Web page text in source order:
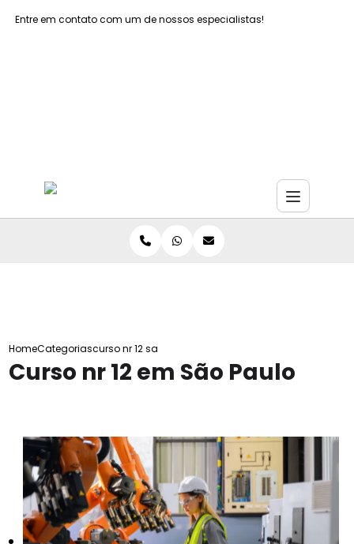
Entre em contato com um de nossos especialistas!
HomeCategoriascurso nr 12 sao paulo
Curso nr 12 em São Paulo